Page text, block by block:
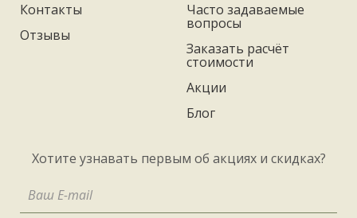
Контакты
Отзывы
Часто задаваемые
вопросы
Заказать расчёт
стоимости
Акции
Блог
Хотите узнавать первым об акциях и скидках?